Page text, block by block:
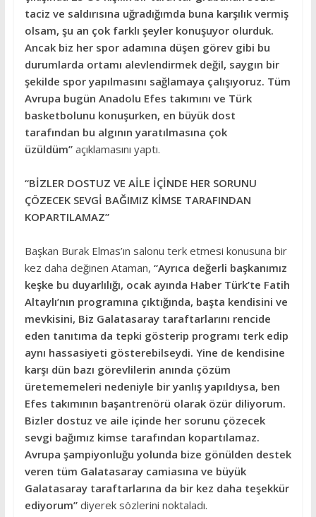
taciz ve saldırısına uğradığımda buna karşılık vermiş
olsam, şu an çok farklı şeyler konuşuyor olurduk.
Ancak biz her spor adamına düşen görev gibi bu
durumlarda ortamı alevlendirmek değil, saygın bir
şekilde spor yapılmasını sağlamaya çalışıyoruz. Tüm
Avrupa bugün Anadolu Efes takımını ve Türk
basketbolunu konuşurken, en büyük dost
tarafından bu algının yaratılmasına çok
üzüldüm”açıklamasını yaptı.
“BİZLER DOSTUZ VE AİLE İÇİNDE HER SORUNU
ÇÖZECEK SEVGİ BAĞIMIZ KİMSE TARAFINDAN
KOPARTILAMAZ”
Başkan Burak Elmas’ın salonu terk etmesi konusuna bir
kez daha değinen Ataman, “Ayrıca değerli başkanımız
keşke bu duyarlılığı, ocak ayında Haber Türk’te Fatih
Altaylı’nın programına çıktığında, başta kendisini ve
mevkisini, Biz Galatasaray taraftarlarını rencide
eden tanıtıma da tepki gösterip programı terk edip
aynı hassasiyeti gösterebilseydi. Yine de kendisine
karşı dün bazı görevlilerin anında çözüm
üretememeleri nedeniyle bir yanlış yapıldıysa, ben
Efes takımının başantrenörü olarak özür diliyorum.
Bizler dostuz ve aile içinde her sorunu çözecek
sevgi bağımız kimse tarafından kopartılamaz.
Avrupa şampiyonluğu yolunda bize gönülden destek
veren tüm Galatasaray camiasına ve büyük
Galatasaray taraftarlarına da bir kez daha teşekkür
ediyorum”diyerek sözlerini noktaladı.